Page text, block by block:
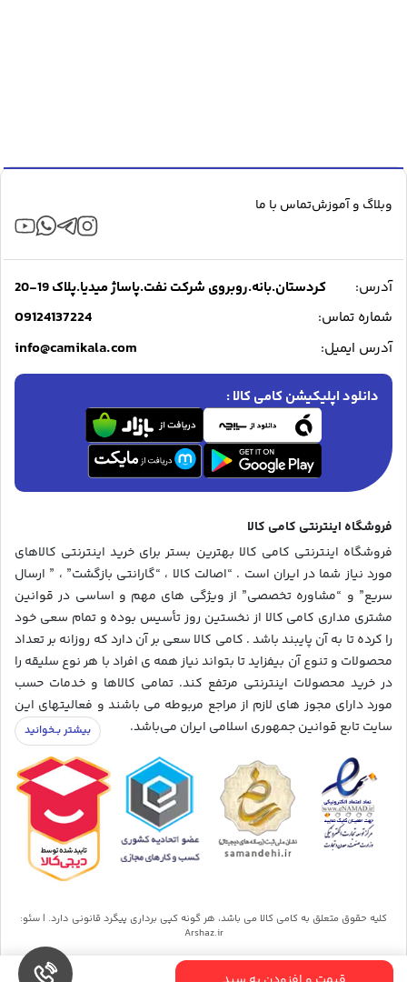
وبلاگ و آموزشتماس با ما
آدرس:
کردستان.بانه.روبروی شرکت نفت.پاساژ میدیا.پلاک 19-20
شماره تماس:
09124137224
آدرس ایمیل: info@camikala.com
دانلود اپلیکیشن کامی کالا :
فروشگاه اینترنتی کامی کالا
فروشگاه اینترنتی کامی کالا بهترین بستر برای خرید اینترنتی کالاهای
مورد نیاز شما در ایران است . “اصالت کالا ، “گارانتی بازگشت” ، ” ارسال
سریع” و “مشاوره تخصصی” از ویژگی های مهم و اساسی در قوانین
مشتری مداری کامی کالا از نخستین روز تأسیس بوده و تمام سعی خود
را کرده تا به آن پایبند باشد . کامی کالا سعی بر آن دارد که روزانه بر تعداد
محصولات و تنوع آن بیفزاید تا بتواند نیاز همه ی افراد با هر نوع سلیقه را
در خرید محصولات اینترنتی مرتفع کند. تمامی کالاها و خدمات حسب
مورد دارای مجوز های لازم از مراجع مربوطه می باشند و فعالیتهای این
سایت تابع قوانین جمهوری اسلامی ایران می‌باشد.
کلیه حقوق متعلق به کامی کالا می باشد، هر گونه کپی برداری پیگرد قانونی دارد. | سئو:
Arshaz.ir